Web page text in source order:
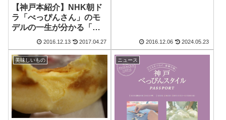
【神戸本紹介】NHK朝ド
ラ「べっぴんさん」のモ
デルの一生が分かる「坂
野惇子 子ども服にこめた
『愛』と『希望』」
2016.12.13 2017.04.27 2016.12.06 2024.05.23
美味しいもの ニュース